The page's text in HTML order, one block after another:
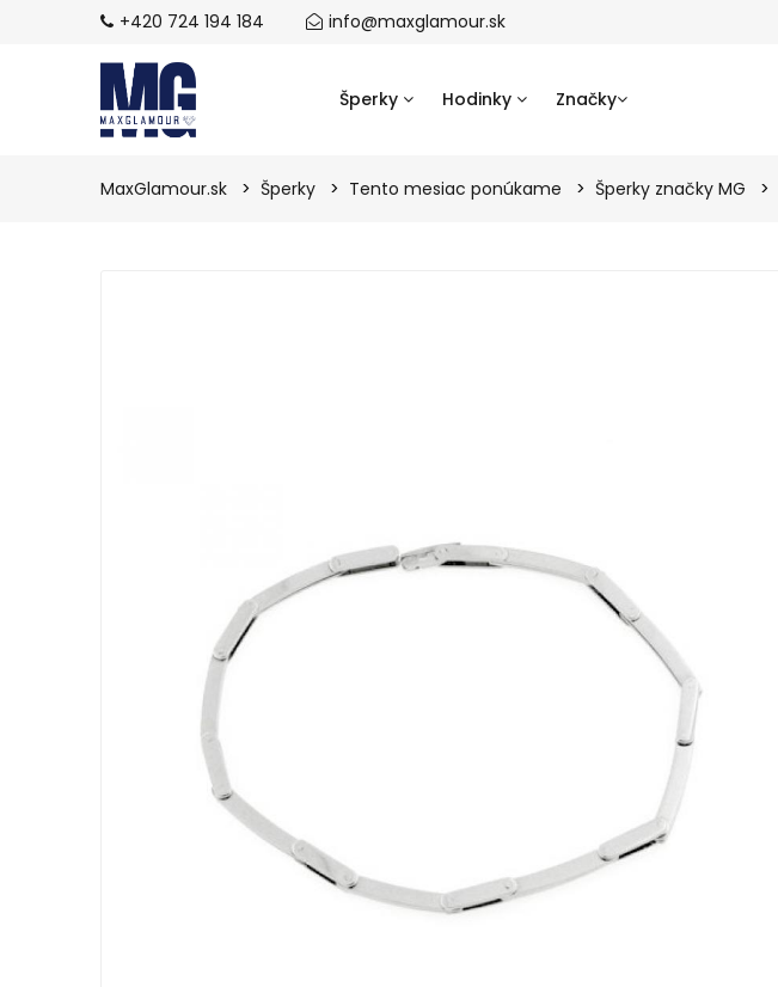
+420 724 194 184 info@maxglamour.sk
Šperky Hodinky Značky
MaxGlamour.sk Šperky Tento mesiac ponúkame Šperky značky MG